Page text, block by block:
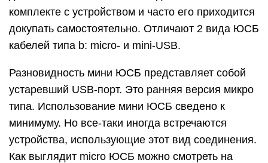
комплекте с устройством и часто его приходится
докупать самостоятельно. Отличают 2 вида ЮСБ
кабелей типа b: micro- и mini-USB.
Разновидность мини ЮСБ представляет собой
устаревший USB-порт. Это ранняя версия микро
типа. Использование мини ЮСБ сведено к
минимуму. Но все-таки иногда встречаются
устройства, использующие этот вид соединения.
Как выглядит micro ЮСБ можно смотреть на